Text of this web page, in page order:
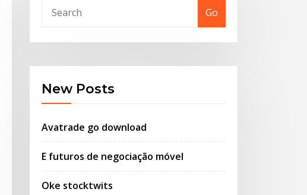
Go
New Posts
Avatrade go download
E futuros de negociação móvel
Oke stocktwits